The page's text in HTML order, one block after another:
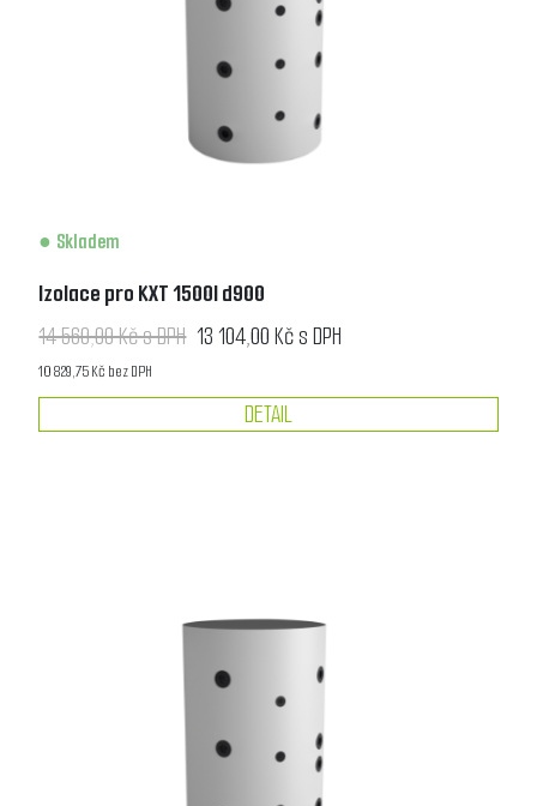
Skladem
Izolace pro KXT 1500l d900
14 560,00 Kč s DPH 13 104,00 Kč s DPH
10 829,75 Kč bez DPH
DETAIL